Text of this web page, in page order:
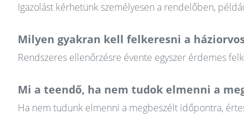
Igazolást kérhetünk személyesen a rendelőben,
Milyen gyakran kell felkeresni a
Rendszeres ellenőrzésre évente egyszer érdemes
Mi a teendő, ha nem tudok elmenni a
Ha nem tudunk elmenni a megbeszélt időpontra,